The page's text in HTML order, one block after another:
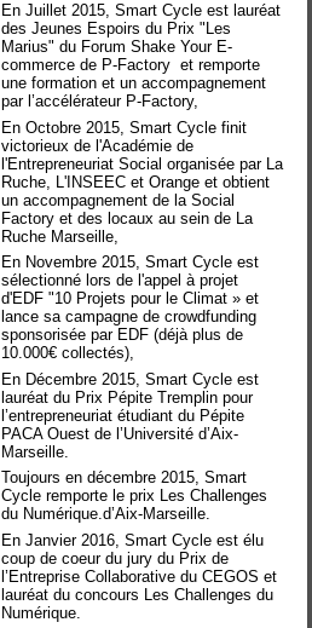
En Juillet 2015, Smart Cycle est lauréat
des Jeunes Espoirs du Prix "Les
Marius" du Forum Shake Your E-
commerce de P-Factory et remporte
une formation et un accompagnement
par l’accélérateur P-Factory,
En Octobre 2015, Smart Cycle finit
victorieux de l'Académie de
l'Entrepreneuriat Social organisée par La
Ruche, L'INSEEC et Orange et obtient
un accompagnement de la Social
Factory et des locaux au sein de La
Ruche Marseille,
En Novembre 2015, Smart Cycle est
sélectionné lors de l'appel à projet
d'EDF "10 Projets pour le Climat » et
lance sa campagne de crowdfunding
sponsorisée par EDF (déjà plus de
10.000€ collectés),
En Décembre 2015, Smart Cycle est
lauréat du Prix Pépite Tremplin pour
l’entrepreneuriat étudiant du Pépite
PACA Ouest de l’Université d’Aix-
Marseille.
Toujours en décembre 2015, Smart
Cycle remporte le prix Les Challenges
du Numérique.d’Aix-Marseille.
En Janvier 2016, Smart Cycle est élu
coup de coeur du jury du Prix de
l’Entreprise Collaborative du CEGOS et
lauréat du concours Les Challenges du
Numérique.